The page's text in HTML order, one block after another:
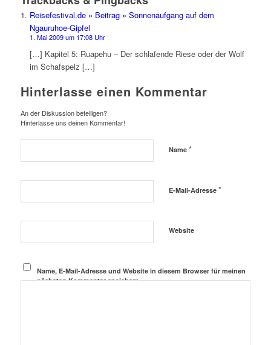
Reisefestival.de » Beitrag » Sonnenaufgang auf dem
Ngauruhoe-Gipfel
1. Mai 2009 um 17:08 Uhr
[…] Kapitel 5: Ruapehu – Der schlafende Riese oder der Wolf
im Schafspelz […]
Hinterlasse einen Kommentar
An der Diskussion beteiligen?
Hinterlasse uns deinen Kommentar!
Name *
E-Mail-Adresse *
Website
Name, E-Mail-Adresse und Website in diesem Browser für meinen
nächsten Kommentar speichern.